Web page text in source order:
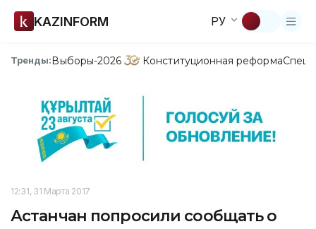
KAZINFORM РУ
Тренды:Выборы-2026 Конституционная реформа
12:31, 31 Марта 2017
Астанчан попросили сообщать о